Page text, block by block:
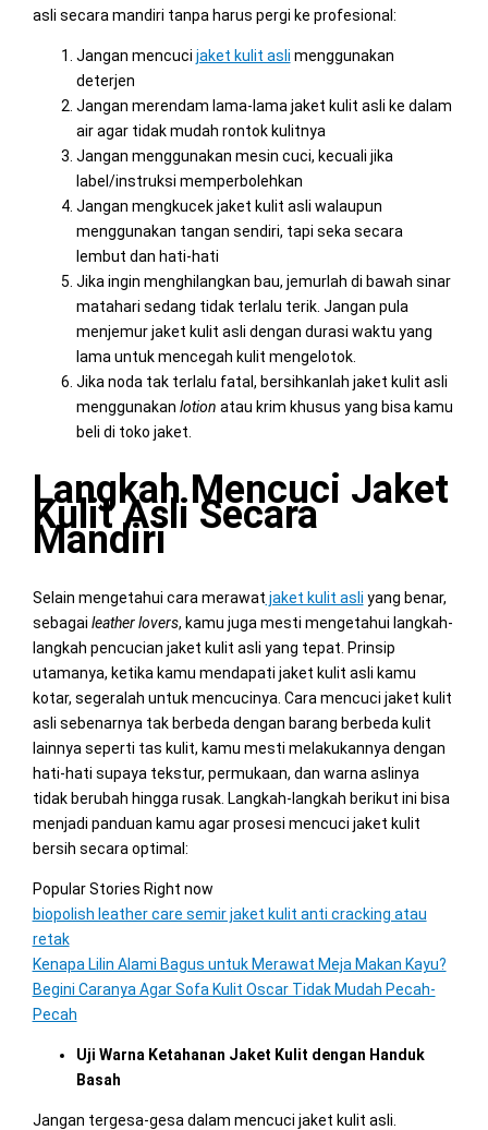
asli secara mandiri tanpa harus pergi ke profesional:
Jangan mencuci jaket kulit asli menggunakan
deterjen
Jangan merendam lama-lama jaket kulit asli ke dalam
air agar tidak mudah rontok kulitnya
Jangan menggunakan mesin cuci, kecuali jika
label/instruksi memperbolehkan
Jangan mengkucek jaket kulit asli walaupun
menggunakan tangan sendiri, tapi seka secara
lembut dan hati-hati
Jika ingin menghilangkan bau, jemurlah di bawah sinar
matahari sedang tidak terlalu terik. Jangan pula
menjemur jaket kulit asli dengan durasi waktu yang
lama untuk mencegah kulit mengelotok.
Jika noda tak terlalu fatal, bersihkanlah jaket kulit asli
menggunakan lotion atau krim khusus yang bisa kamu
beli di toko jaket.
Langkah Mencuci Jaket
Kulit Asli Secara
Mandiri
Selain mengetahui cara merawat jaket kulit asli yang benar,
sebagai leather lovers, kamu juga mesti mengetahui langkah-
langkah pencucian jaket kulit asli yang tepat. Prinsip
utamanya, ketika kamu mendapati jaket kulit asli kamu
kotar, segeralah untuk mencucinya. Cara mencuci jaket kulit
asli sebenarnya tak berbeda dengan barang berbeda kulit
lainnya seperti tas kulit, kamu mesti melakukannya dengan
hati-hati supaya tekstur, permukaan, dan warna aslinya
tidak berubah hingga rusak. Langkah-langkah berikut ini bisa
menjadi panduan kamu agar prosesi mencuci jaket kulit
bersih secara optimal:
Popular Stories Right now
biopolish leather care semir jaket kulit anti cracking atau
retak
Kenapa Lilin Alami Bagus untuk Merawat Meja Makan Kayu?
Begini Caranya Agar Sofa Kulit Oscar Tidak Mudah Pecah-
Pecah
Uji Warna Ketahanan Jaket Kulit dengan Handuk
Basah
Jangan tergesa-gesa dalam mencuci jaket kulit asli.